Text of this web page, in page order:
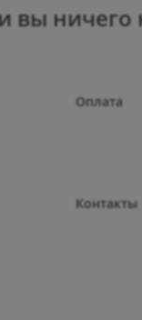
вы ничего
Оплата
Контакты